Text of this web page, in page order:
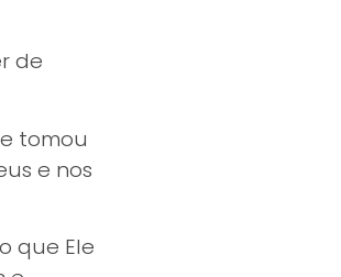
de
tomou
e nos
que Ele